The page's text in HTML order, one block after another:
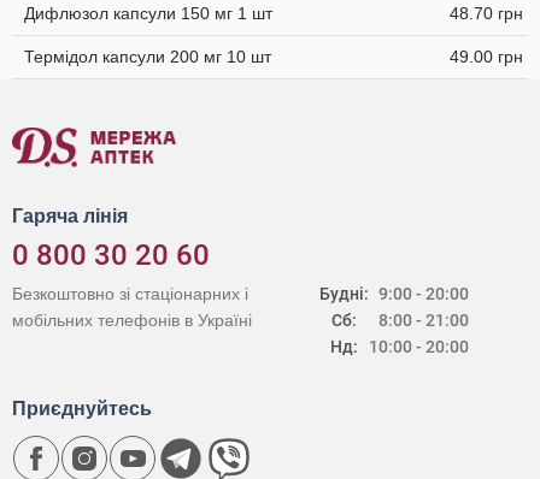
Дифлюзол капсули 150 мг 1 шт 48.70 грн
Термідол капсули 200 мг 10 шт 49.00 грн
Гаряча лінія
0 800 30 20 60
Будні:
Сб:
Нд:
9:00 - 20:00
8:00 - 21:00
10:00 - 20:00
Безкоштовно зі стаціонарних і
мобільних телефонів в Україні
Приєднуйтесь